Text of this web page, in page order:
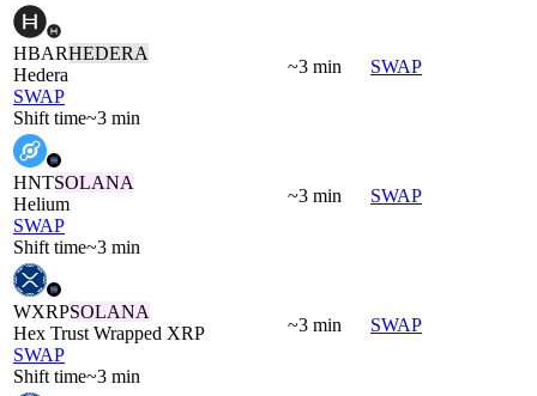
HBARHEDERA
Hedera
SWAP
Shift time~3 min
~3 min SWAP
HNTSOLANA
Helium
SWAP
Shift time~3 min
~3 min SWAP
WXRPSOLANA
Hex Trust Wrapped XRP
SWAP
Shift time~3 min
~3 min SWAP